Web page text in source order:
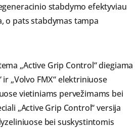
stabdymo efektyviau
o pats stabdymas tampa
„Active Grip Control“ diegiama
ir „Volvo FMX“ elektriniuose
vietiniams pervežimams bei
„Active Grip Control“ versija
bei suskystintomis